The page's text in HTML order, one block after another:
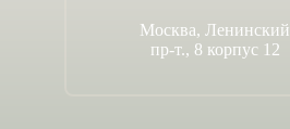
Москва, Ленинский
пр-т., 8 корпус 12